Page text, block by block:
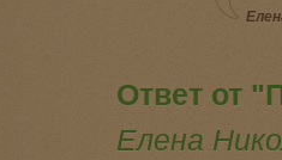
Ответ от
Елена